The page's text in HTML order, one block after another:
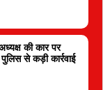
की कार पर
से कड़ी कार्रवाई